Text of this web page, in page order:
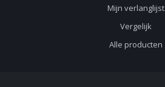
Mijn verlanglijst
Vergelijk
Alle producten